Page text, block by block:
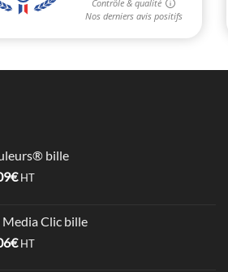
bille
€Plage
3,58€
à
HT
Clic bille
€Plage
HT